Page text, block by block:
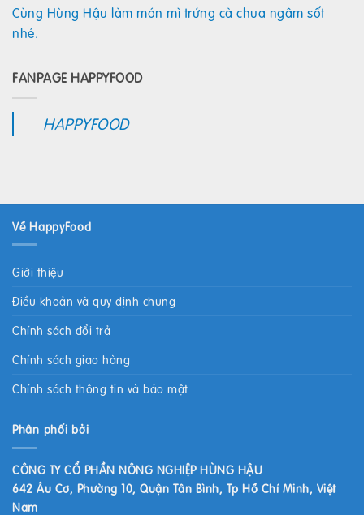
Cùng Hùng Hậu làm món mì trứng cà chua ngâm sốt
nhé.
FANPAGE HAPPYFOOD
HAPPYFOOD
Về HappyFood
Giới thiệu
Điều khoản và quy định chung
Chính sách đổi trả
Chính sách giao hàng
Chính sách thông tin và bảo mật
Phân phối bởi
CÔNG TY CỔ PHẦN NÔNG NGHIỆP HÙNG HẬU
642 Âu Cơ, Phường 10, Quận Tân Bình, Tp Hồ Chí Minh, Việt
Nam